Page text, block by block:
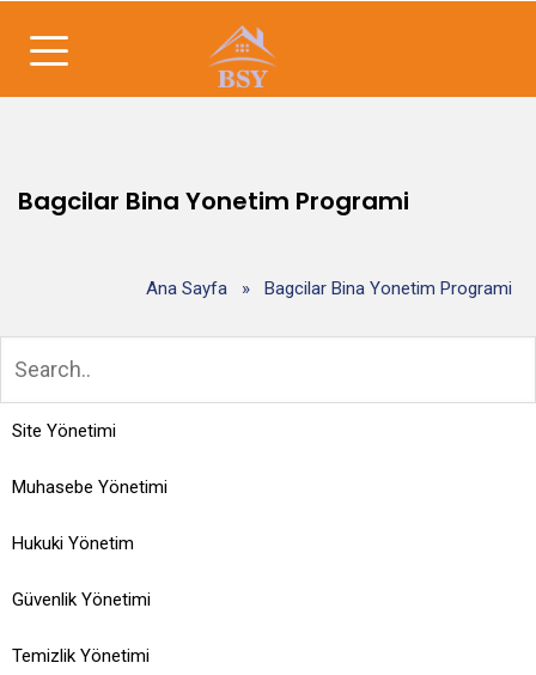
Bagcilar Bina Yonetim Programi
Ana Sayfa » Bagcilar Bina Yonetim Programi
Site Yönetimi
Muhasebe Yönetimi
Hukuki Yönetim
Güvenlik Yönetimi
Temizlik Yönetimi